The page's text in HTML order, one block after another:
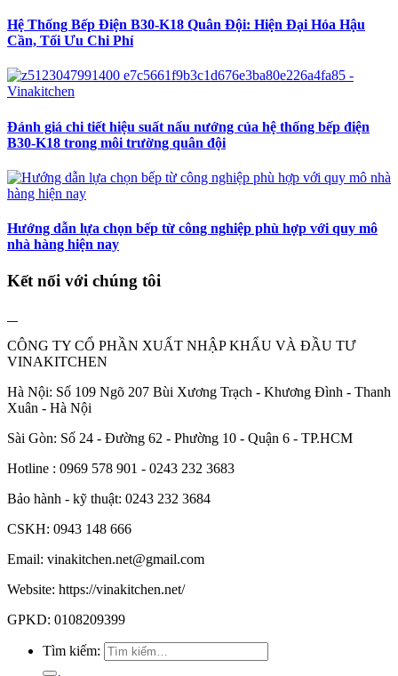
Hệ Thống Bếp Điện B30-K18 Quân Đội: Hiện Đại Hóa Hậu
Cần, Tối Ưu Chi Phí
Đánh giá chi tiết hiệu suất nấu nướng của hệ thống bếp điện
B30-K18 trong môi trường quân đội
Hướng dẫn lựa chọn bếp từ công nghiệp phù hợp với quy mô
nhà hàng hiện nay
Kết nối với chúng tôi
CÔNG TY CỔ PHẦN XUẤT NHẬP KHẨU VÀ ĐẦU TƯ
VINAKITCHEN
Hà Nội: Số 109 Ngõ 207 Bùi Xương Trạch - Khương Đình - Thanh
Xuân - Hà Nội
Sài Gòn: Số 24 - Đường 62 - Phường 10 - Quận 6 - TP.HCM
Hotline : 0969 578 901 - 0243 232 3683
Bảo hành - kỹ thuật: 0243 232 3684
CSKH: 0943 148 666
Email: vinakitchen.net@gmail.com
Website: https://vinakitchen.net/
GPKD: 0108209399
Tìm kiếm: